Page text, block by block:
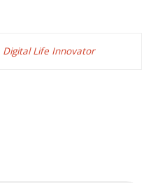
Life Innovator